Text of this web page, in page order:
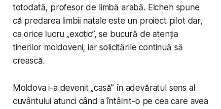
totodată, profesor de limbă arabă. Elcheh spune
că predarea limbii natale este un proiect pilot dar,
ca orice lucru „exotic”, se bucură de atenția
tinerilor moldoveni, iar solicitările continuă să
crească.
Moldova i-a devenit „casă” în adevăratul sens al
cuvântului atunci când a întâlnit-o pe cea care avea